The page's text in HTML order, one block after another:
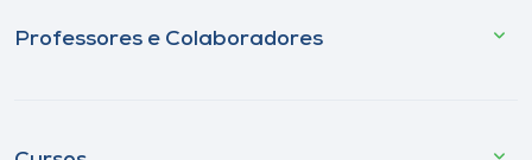
Professores e Colaboradores